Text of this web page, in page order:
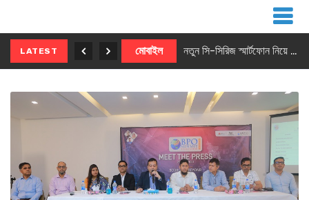
LATEST মোবাইল নতুন সি-সিরিজ স্মার্টফোন নিয়ে আসছে রিয়েলমি